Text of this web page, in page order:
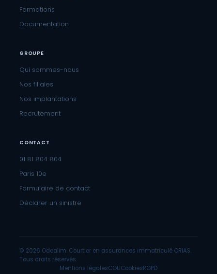
Formations
Documentation
GROUPE
Qui sommes-nous
Nos filiales
Nos implantations
Recrutement
CONTACT
01 81 804 804
Paris 10e
Formulaire de contact
Déclarer un sinistre
© 2026 Odealim. Courtier en assurances immatriculé ORIAS.
Tous droits réservés.
Mentions légalesCGUCookiesRGPD